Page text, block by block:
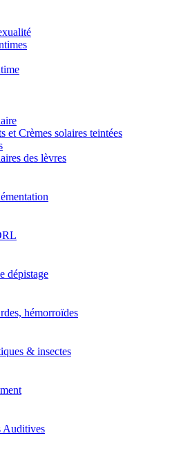
et Crèmes solaires teintées
des lèvres
dépistage
hémorroïdes
& insectes
Auditives